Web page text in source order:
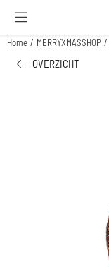
Cookievoorkeuren zijn
Home / MERRYXMASSHOP /
OVERZICHT